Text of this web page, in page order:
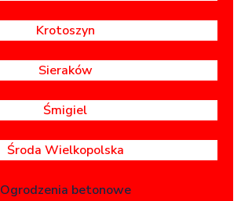
Krotoszyn
Sieraków
Śmigiel
Środa Wielkopolska
Ogrodzenia betonowe